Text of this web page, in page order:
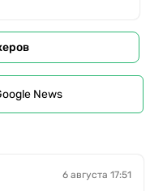
News
6 августа 17:51